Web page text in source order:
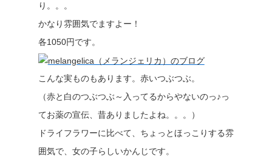
り。。。
かなり雰囲気でますよー！
各1050円です。
こんな実ものもあります。赤いつぶつぶ。
（赤と白のつぶつぶ～入ってるからやないのっ♪っ
てお薬の宣伝、昔ありましたよね。。。）
ドライフラワーに比べて、ちょっとほっこりする雰
囲気で、女の子らしいかんじです。